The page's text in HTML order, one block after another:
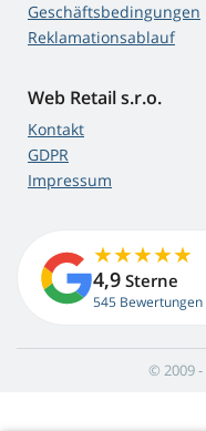
Geschäftsbedingungen
Reklamationsablauf
Web Retail s.r.o.
Kontakt
GDPR
Impressum
4,9 Sterne
545 Bewertungen
© 2009 -